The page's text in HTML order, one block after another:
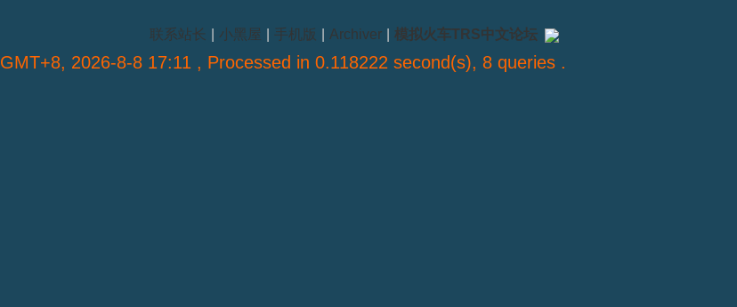
联系站长 小黑屋 手机版 Archiver 模拟火车TRS中文论坛
GMT+8, 2026-8-8 17:11 , Processed in 0.118222 second(s), 8 queries .